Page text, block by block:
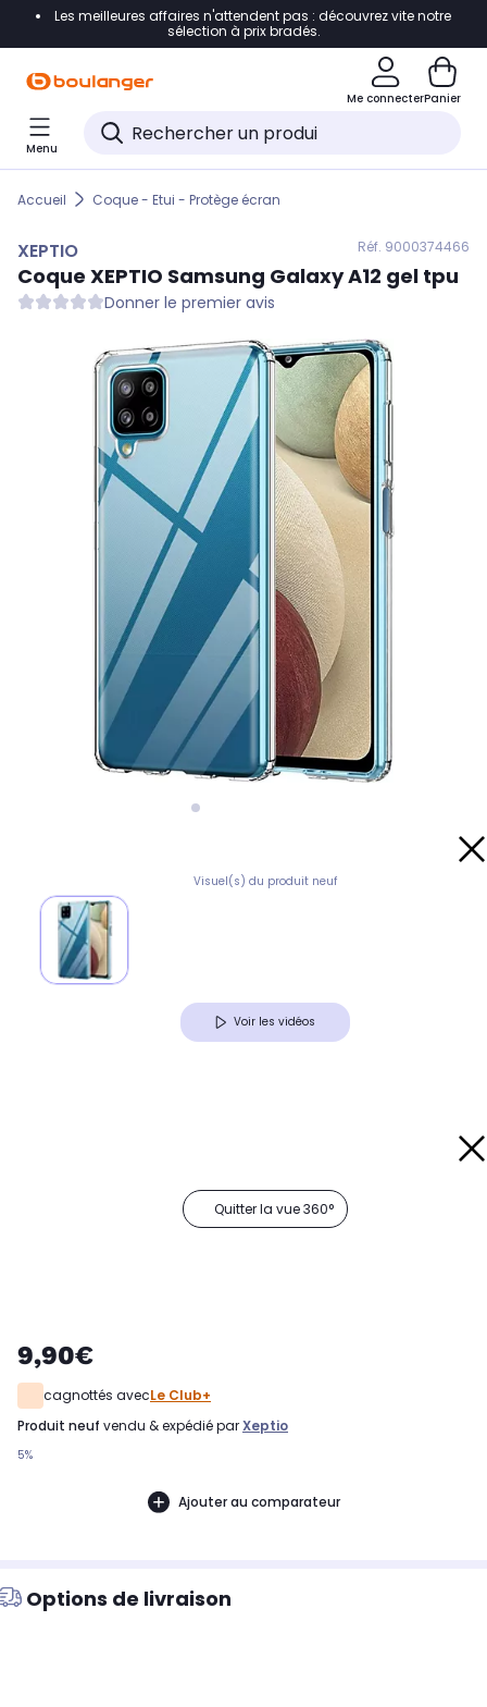
Accéder directement à la navigation
Accéder directement au pied de page
Accéder directement au chatbot
Les meilleures affaires n'attendent pas : découvrez vite notre
sélection à prix bradés.
Me connecterPanier
Menu
Accueil Coque - Etui - Protège écran
XEPTIO Réf. 9000374466
Coque XEPTIO Samsung Galaxy A12 gel tpu
Donner le premier avis
Visuel(s) du produit neuf
Voir les vidéos
Quitter la vue 360°
9,90€
cagnottés avecLe Club+
produit neuf vendu & expédié parXeptio
5%
Ajouter au comparateur
Options de livraison